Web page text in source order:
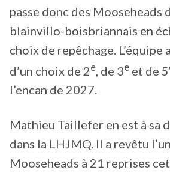
passe donc des Mooseheads
blainvillo-boisbriannais en
choix de repêchage. L’équipe
d’un choix de 2e , de 3e et de 5
l’encan de 2027.
Mathieu Taillefer en est à sa
dans la LHJMQ. Il a revêtu
Mooseheads à 21 reprises